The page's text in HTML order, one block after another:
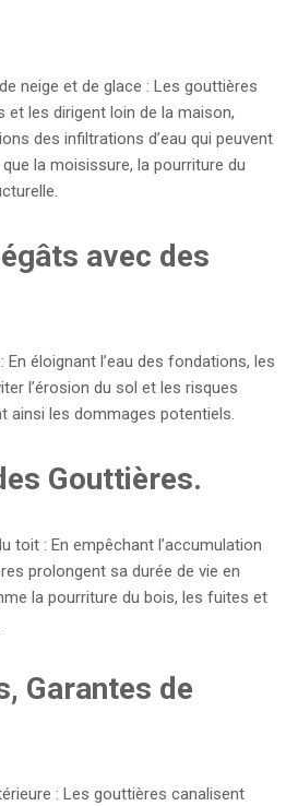
neige et de glace : Les gouttières
les dirigent loin de la maison,
des infiltrations d’eau qui peuvent
la moisissure, la pourriture du
avec des
éloignant l’eau des fondations, les
l’érosion du sol et les risques
ainsi les dommages potentiels.
Gouttières.
toit : En empêchant l’accumulation
prolongent sa durée de vie en
la pourriture du bois, les fuites et
Garantes de
: Les gouttières canalisent